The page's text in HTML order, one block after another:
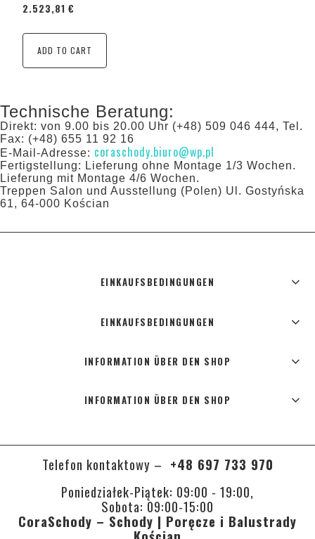
2.523,81 €
ADD TO CART
Technische Beratung:
Direkt: von 9.00 bis 20.00 Uhr (+48) 509 046 444, Tel.
Fax: (+48) 655 11 92 16
E-Mail-Adresse: coraschody.biuro@wp.pl
Fertigstellung: Lieferung ohne Montage 1/3 Wochen.
Lieferung mit Montage 4/6 Wochen.
Treppen Salon und Ausstellung (Polen) Ul. Gostyńska
61, 64-000 Kościan
EINKAUFSBEDINGUNGEN
EINKAUFSBEDINGUNGEN
INFORMATION ÜBER DEN SHOP
INFORMATION ÜBER DEN SHOP
Telefon kontaktowy – +48 697 733 970
Poniedziałek-Piątek: 09:00 - 19:00,
Sobota: 09:00-15:00
CoraSchody – Schody | Poręcze i Balustrady